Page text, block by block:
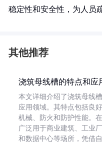
稳定性和安全性，为人员
其他推荐
浇筑母线槽的特点和应
本文详细介绍了浇筑母线
应用领域。其特点包括良好
机械、防火和防护性能。在
广泛用于商业建筑、工业
和数据中心等场所，凭借